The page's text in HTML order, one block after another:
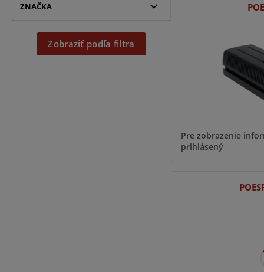
ZNAČKA
Zobraziť podľa filtra
Pre zobrazenie
prihlásený